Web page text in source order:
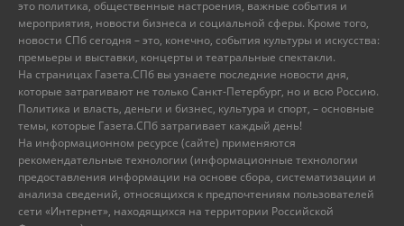
это политика, общественные настроения, важные события и
мероприятия, новости бизнеса и социальной сферы. Кроме того,
новости СПб сегодня – это, конечно, события культуры и искусства:
премьеры и выставки, концерты и театральные спектакли.
На страницах Газета.СПб вы узнаете последние новости дня,
которые затрагивают не только Санкт-Петербург, но и всю Россию.
Политика и власть, деньги и бизнес, культура и спорт, – основные
темы, которые Газета.СПб затрагивает каждый день!
На информационном ресурсе (сайте) применяются
рекомендательные технологии (информационные технологии
предоставления информации на основе сбора, систематизации и
анализа сведений, относящихся к предпочтениям пользователей
сети «Интернет», находящихся на территории Российской